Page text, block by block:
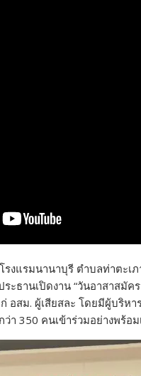
งแรมนานาบุรี ตำบลท่าตะ
ะธานเปิดงาน “วันอาสาสมั
อสม. ผู้เสียสละ โดยมีผู้บริ
า 350 คนเข้าร่วมอย่างพร้อม